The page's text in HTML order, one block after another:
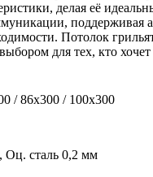
делая её
поддерживая
Потолок
для тех, кто
/ 86х300 / 100х300
Оц. сталь 0,2 мм